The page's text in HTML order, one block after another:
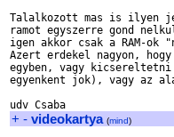
Talalkozott mas is ilyen
ramot egyszerre gond
igen akkor csak a RAM-ok
Azert erdekel nagyon,
egyben, vagy kicsereltetni
egyenkent jok), vagy az
+ - videokartya (mind)